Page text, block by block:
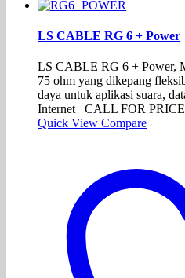
LS CABLE RG 6 + Power
LS CABLE RG 6 + Power,
75 ohm yang dikepang
daya untuk aplikasi suara,
Internet CALL FOR PRICE
Quick View Compare